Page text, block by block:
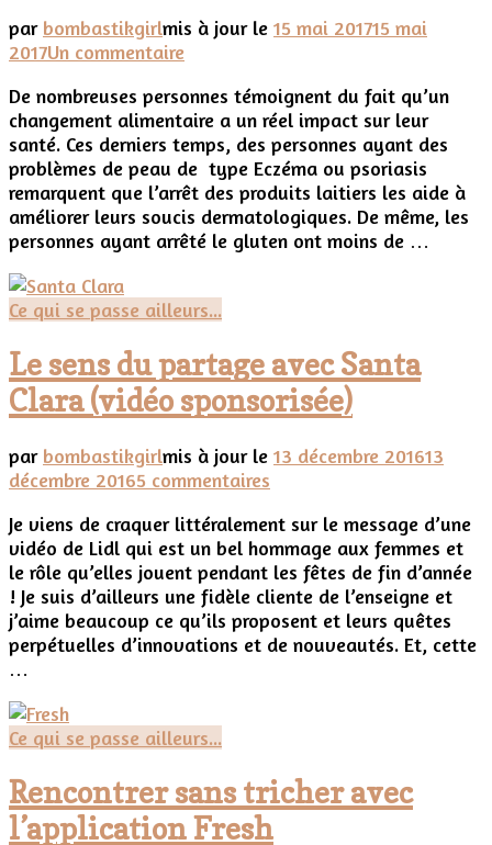
par bombastikgirlmis à jour le 15 mai 201715 mai
2017Un commentairesur
manger
Végane
pour
être
en
bonne
santé
De nombreuses personnes témoignent du fait qu’un
changement alimentaire a un réel impact sur leur
santé. Ces derniers temps, des personnes ayant des
problèmes de peau de type Eczéma ou psoriasis
remarquent que l’arrêt des produits laitiers les aide à
améliorer leurs soucis dermatologiques. De même, les
personnes ayant arrêté le gluten ont moins de …
Ce qui se passe ailleurs...
Le sens du partage avec Santa
Clara (vidéo sponsorisée)
par bombastikgirlmis à jour le 13 décembre 201613
décembre 20165 commentaires
sens
du
partage
avec
Santa
Clara
Je viens de craquer littéralement sur le message d’une
vidéo de Lidl qui est un bel hommage aux femmes et
le rôle qu’elles jouent pendant les fêtes de fin d’année
! Je suis d’ailleurs une fidèle cliente de l’enseigne et
j’aime beaucoup ce qu’ils proposent et leurs quêtes
perpétuelles d’innovations et de nouveautés. Et, cette
…
Ce qui se passe ailleurs...
Rencontrer sans tricher avec
l’application Fresh